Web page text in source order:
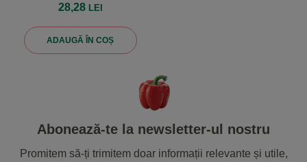
28,28 LEI
ADAUGĂ ÎN COȘ
Abonează-te la newsletter-ul nostru
Promitem să-ți trimitem doar informații relevante și utile,